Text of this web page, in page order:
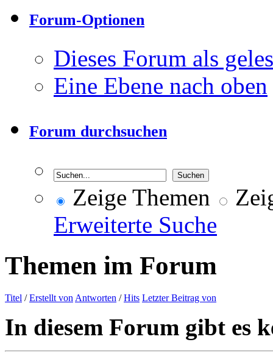
Forum-Optionen
Dieses Forum als
Eine Ebene nach oben
Forum durchsuchen
Zeige Themen
Erweiterte Suche
Themen im Forum
Titel /Erstellt von Antworten /Hits Letzter Beitrag von
In diesem Forum gibt es